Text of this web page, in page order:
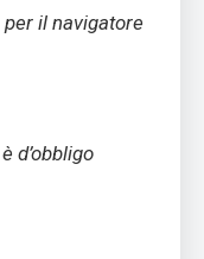
per il navigatore
d’obbligo